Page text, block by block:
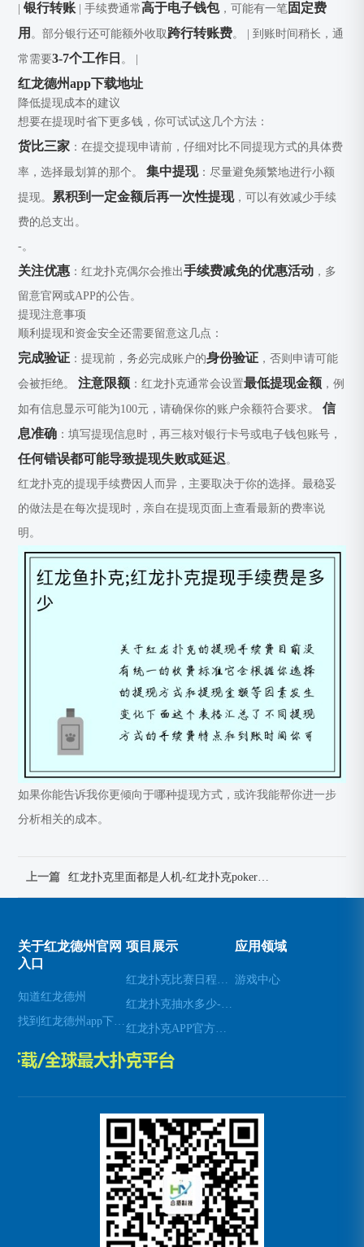
|银行转账 | 手续费通常高于电子钱包，可能有一笔 固定费
用 。部分银行还可能额外收取 跨行转账费。 | 到账时间稍长，通
常需要3-7个工作日 。 |
红龙德州app下载地址
降低提现成本的建议
想要在提现时省下更多钱，你可试试这几个方法：
货比三家 ：在提交提现申请前，仔细对比不同提现方式的具体费
率，选择最划算的那个。 集中提现：尽量避免频繁地进行小额
提现。 累积到一定金额后再一次性提现，可以有效减少手续
费的总支出。
-。
关注优惠 ：红龙扑克偶尔会推出手续费减免的优惠活动 ，多
留意官网或APP的公告。
提现注意事项
顺利提现和资金安全还需要留意这几点：
完成验证 ：提现前，务必完成账户的身份验证 ，否则申请可能
会被拒绝。 注意限额 ：红龙扑克通常会设置最低提现金额 ，例
如有信息显示可能为100元，请确保你的账户余额符合要求。
信
息准确 ：填写提现信息时，再三核对银行卡号或电子钱包账号，
任何错误都可能导致提现失败或延迟。
红龙扑克的提现手续费因人而异，主要取决于你的选择。最稳妥
的做法是在每次提现时，亲自在提现页面上查看最新的费率说
明。
如果你能告诉我你更倾向于哪种提现方式，或许我能帮你进一步
分析相关的成本。
上一篇
关于红龙德州官网
入口
知道红龙德州
项目展示 应用领域
游戏中心